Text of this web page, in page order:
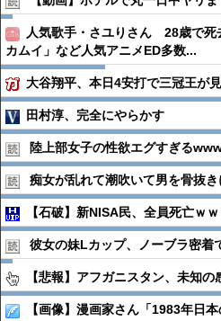
人気歌手・さユりさん 28歳で
カムイ」など人気アニメED多数...
大谷翔平、本日4安打で三冠王が
田村淳、完全にやらかす
陸上部女子の性欲エグすぎる
痴女が乱れて潮吹いて男を骨抜き
【石破】新NISA民、全員死亡ｗ
彼女の妹Lカップ、ノーブラ密着
【悲報】アフガニスタン、未知の
【画像】漫画家さん「1983年日